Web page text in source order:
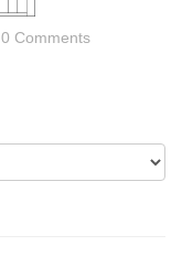
0 Comments